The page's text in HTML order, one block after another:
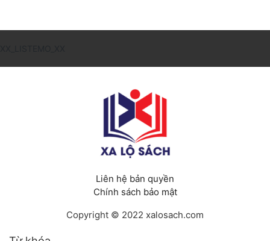
Liên hệ bản quyền
Chính sách bảo mật
Copyright © 2022 xalosach.com